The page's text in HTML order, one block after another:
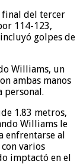
final del tercer
114-123,
golpes de
Williams, un
ambas manos
personal.
1.83 metros,
Williams le
enfrentarse al
varios
imptactó en el